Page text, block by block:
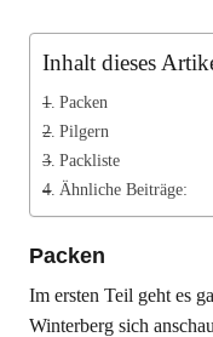
Inhalt dieses
Packen
Pilgern
Packliste
Ähnliche Beiträge:
Packen
Im ersten Teil geht es
Winterberg sich